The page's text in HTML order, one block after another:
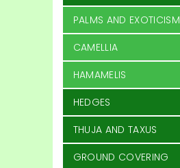
PALMS AND EXOTICISM
CAMELLIA
HAMAMELIS
HEDGES
THUJA AND TAXUS
GROUND COVERING